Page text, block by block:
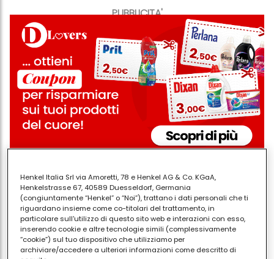
PUBBLICITA'
Una buona ricetta perla marinatura del tonno
alla piastraè pari quantità di succo di arancia e
salsa di soia, o anche un misto di succo di arancia e
lime, olio d’oliva, una spruzzata di aceto di mele, sale
e pepe, un trito di erbe aromatiche miste. Ottimo il
prezzemolo e l’aneto, ma anche la maggiorana, a
Henkel Italia Srl via Amoretti, 78 e Henkel AG & Co. KGaA,
Henkelstrasse 67, 40589 Duesseldorf, Germania
(congiuntamente “Henkel” o “Noi”), trattano i dati personali che ti
riguardano insieme come co-titolari del trattamento, in
particolare sull'utilizzo di questo sito web e interazioni con esso,
inserendo cookie e altre tecnologie simili (complessivamente
“cookie”) sul tuo dispositivo che utilizziamo per
archiviare/accedere a ulteriori informazioni come descritto di